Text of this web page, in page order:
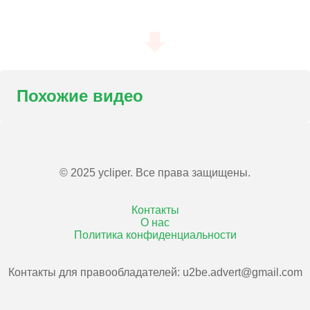
Похожие видео
© 2025 ycliper. Все права защищены.
Контакты
О нас
Политика конфиденциальности
Контакты для правообладателей: u2be.advert@gmail.com